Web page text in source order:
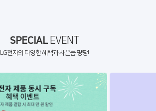
SPECIALEVENT
LG전자의 다양한 혜택과 사은품 팡팡!